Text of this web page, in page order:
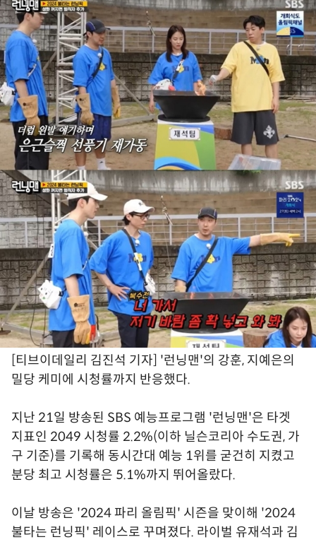
[티브이데일리 김진석 기자] '런닝맨'의 강훈, 지예은의
밀당 케미에 시청률까지 반응했다.
지난 21일 방송된 SBS 예능프로그램 '런닝맨'은 타겟
지표인 2049 시청률 2.2%(이하 닐슨코리아 수도권, 가
구 기준)를 기록해 동시간대 예능 1위를 굳건히 지켰고
분당 최고 시청률은 5.1%까지 뛰어올랐다.
이날 방송은 '2024 파리 올림픽' 시즌을 맞이해 '2024
불타는 런닝픽' 레이스로 꾸며졌다. 라이벌 유재석과 김